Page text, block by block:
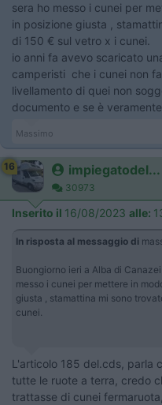
sera ho messo i cunei per
in posizione giusta ,
di 150 € sul vetro x i cunei.
io anni fa avevo scaricato
camperisti che i cunei non
livellamento di quei non
documento e se è
Massimo
16 impiegatodel...
30973
Inserito il 16/08/2023 alle:
In risposta al messaggio di
Buongiorno ieri a Alba di
messo i cunei per mettere in
giusta , stamattina mi sono
cunei.
L'articolo 185 del.cds, parla
tutte le ruote a terra, credo
trattasse di cunei